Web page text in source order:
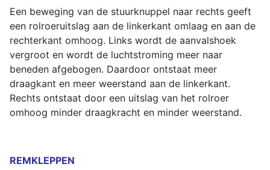
Een beweging van de stuurknuppel naar rechts geeft
een rolroeruitslag aan de linkerkant omlaag en aan de
rechterkant omhoog. Links wordt de aanvalshoek
vergroot en wordt de luchtstroming meer naar
beneden afgebogen. Daardoor ontstaat meer
draagkant en meer weerstand aan de linkerkant.
Rechts ontstaat door een uitslag van het rolroer
omhoog minder draagkracht en minder weerstand.
REMKLEPPEN